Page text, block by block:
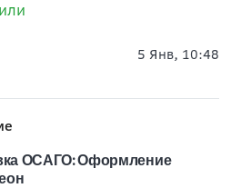
5 Янв, 10:48
ОСАГО: Оформление